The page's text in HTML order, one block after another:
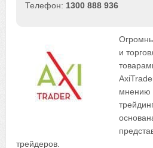
1300 888 936
и
мнению
трейдеров.